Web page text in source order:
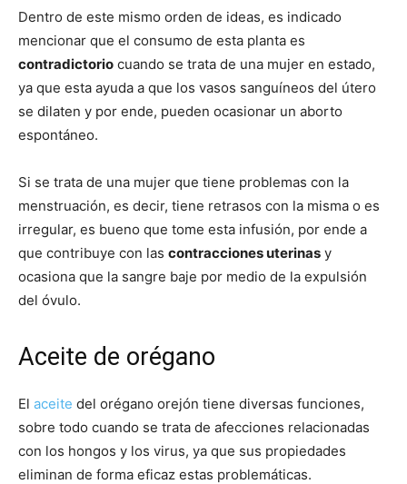
Dentro de este mismo orden de ideas, es indicado
mencionar que el consumo de esta planta es
contradictorio cuando se trata de una mujer en estado,
ya que esta ayuda a que los vasos sanguíneos del útero
se dilaten y por ende, pueden ocasionar un aborto
espontáneo.
Si se trata de una mujer que tiene problemas con la
menstruación, es decir, tiene retrasos con la misma o es
irregular, es bueno que tome esta infusión, por ende a
que contribuye con las contracciones uterinas y
ocasiona que la sangre baje por medio de la expulsión
del óvulo.
Aceite de orégano
El aceite del orégano orejón tiene diversas funciones,
sobre todo cuando se trata de afecciones relacionadas
con los hongos y los virus, ya que sus propiedades
eliminan de forma eficaz estas problemáticas.